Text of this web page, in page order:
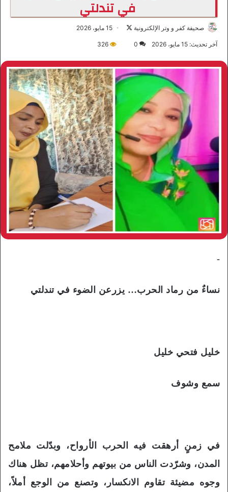
في تندلتي
صحيفة كفر و وتر الإلكترونية
ع
ى
15 مايو، 2026
آخر تحديث: 15 مايو، 2026 0
326
-
نساءٌ من رماد الحرب… يزرعن الضوء في تندلتي
خليل فتحي خليل
سمع وشوف
في زمنٍ أرهقت فيه الحرب الأرواح، وبدّلت ملامح
المدن، وشرّدت الناس من بيوتهم وأحلامهم، تظل هناك
وجوه مضيئة تقاوم الانكسار، وتصنع من الوجع أملاً،